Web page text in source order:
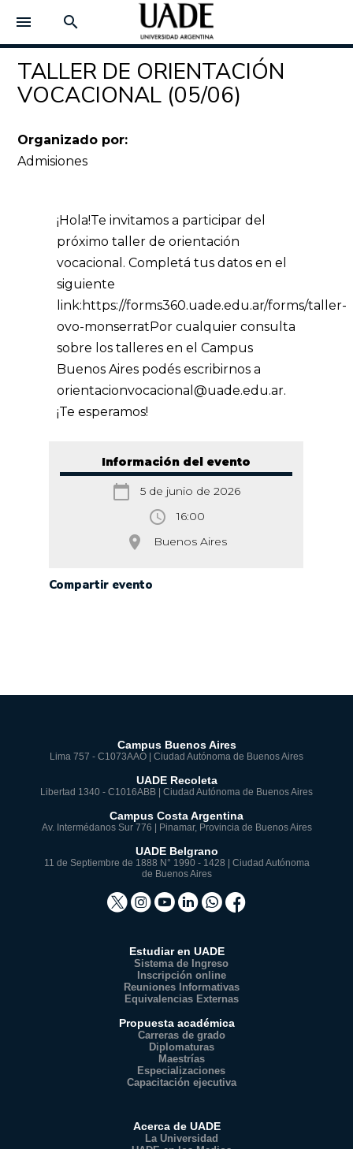
menu search
TALLER DE ORIENTACIÓN
VOCACIONAL (05/06)
Organizado por:
Admisiones
Información del evento
calendar_today 5 de junio de 2026
access_time 16:00
room Buenos Aires
Compartir evento
¡Hola!Te invitamos a participar del
próximo taller de orientación
vocacional.Completá tus datos en el
siguiente
link: https://forms360.uade.edu.ar/forms/taller-
ovo-monserratPor cualquier consulta
sobre los talleres en el Campus
Buenos Aires podés escribirnos a
orientacionvocacional@uade.edu.ar.
¡Te esperamos!
Campus Buenos Aires
Lima 757 - C1073AAO | Ciudad Autónoma de Buenos Aires
UADE Recoleta
Libertad 1340 - C1016ABB | Ciudad Autónoma de Buenos Aires
Campus Costa Argentina
Av. Intermédanos Sur 776 | Pinamar, Provincia de Buenos Aires
UADE Belgrano
11 de Septiembre de 1888 N° 1990 - 1428 | Ciudad Autónoma
de Buenos Aires
Estudiar en UADE
Sistema de Ingreso
Inscripción online
Reuniones Informativas
Equivalencias Externas
Propuesta académica
Carreras de grado
Diplomaturas
Maestrías
Especializaciones
Capacitación ejecutiva
Acerca de UADE
La Universidad